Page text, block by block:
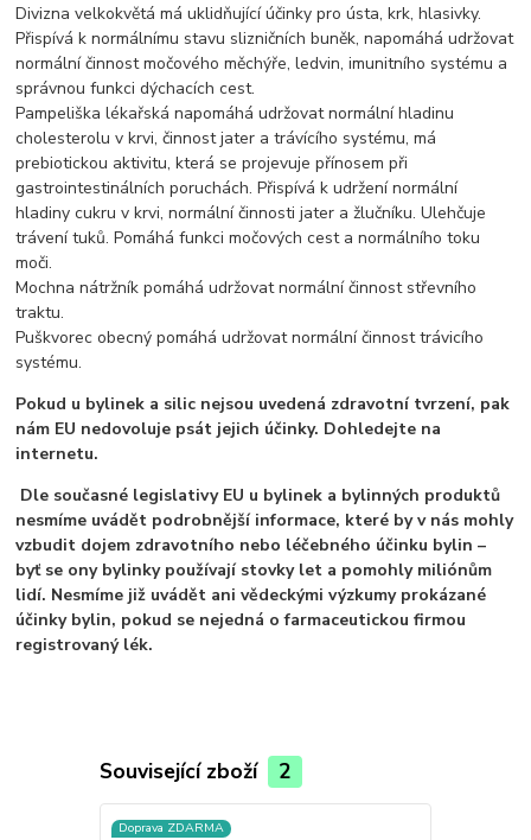
Divizna velkokvětá má uklidňující účinky pro ústa, krk, hlasivky.
Přispívá k normálnímu stavu slizničních buněk, napomáhá udržovat
normální činnost močového měchýře, ledvin, imunitního systému a
správnou funkci dýchacích cest.
Pampeliška lékařská napomáhá udržovat normální hladinu
cholesterolu v krvi, činnost jater a trávícího systému, má
prebiotickou aktivitu, která se projevuje přínosem při
gastrointestinálních poruchách. Přispívá k udržení normální
hladiny cukru v krvi, normální činnosti jater a žlučníku. Ulehčuje
trávení tuků. Pomáhá funkci močových cest a normálního toku
moči.
Mochna nátržník pomáhá udržovat normální činnost střevního
traktu.
Puškvorec obecný pomáhá udržovat normální činnost trávicího
systému.
Pokud u bylinek a silic nejsou uvedená zdravotní tvrzení, pak
nám EU nedovoluje psát jejich účinky. Dohledejte na
internetu.
Dle současné legislativy EU u bylinek a bylinných produktů
nesmíme uvádět podrobnější informace, které by v nás mohly
vzbudit dojem zdravotního nebo léčebného účinku bylin –
byť se ony bylinky používají stovky let a pomohly miliónům
lidí. Nesmíme již uvádět ani vědeckými výzkumy prokázané
účinky bylin, pokud se nejedná o farmaceutickou firmou
registrovaný lék.
Související zboží 2
Doprava ZDARMA